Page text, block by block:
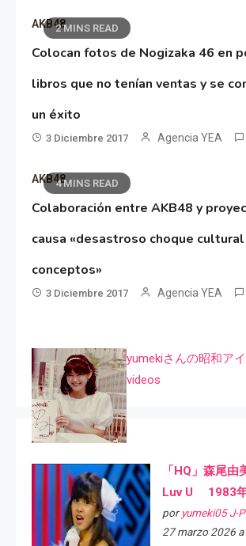
2 MINS READ
AKB48
Colocan fotos de Nogizaka 46 en
libros que no tenían ventas y se
un éxito
3 Diciembre 2017 Agencia YEA
4 MINS READ
AKB48
Colaboración entre AKB48 y
causa «desastroso choque
conceptos»
3 Diciembre 2017 Agencia YEA
yumekiさんの昭和ア
videos
「HQ」森尾由
Luv U 1983
por yumeki05 J-
27 marzo 2026 a